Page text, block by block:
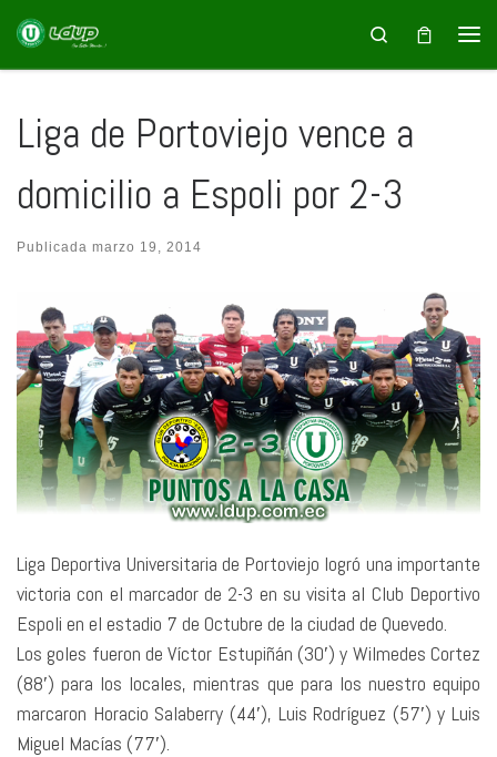
Saltar al contenido Search
Liga de Portoviejo vence a
domicilio a Espoli por 2-3
Publicada marzo 19, 2014
Liga Deportiva Universitaria de Portoviejo logró una importante
victoria con el marcador de 2-3 en su visita al Club Deportivo
Espoli en el estadio 7 de Octubre de la ciudad de Quevedo.
Los goles fueron de Víctor Estupiñán (30′) y Wilmedes Cortez
(88′) para los locales, mientras que para los nuestro equipo
marcaron Horacio Salaberry (44′), Luis Rodríguez (57′) y Luis
Miguel Macías (77′).